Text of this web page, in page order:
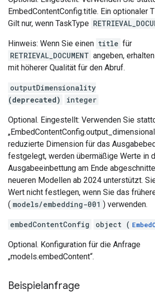
EmbedContentConfig.title. Ein optionaler
Gilt nur, wenn TaskType
Hinweis: Wenn Sie einen title für
RETRIEVAL_DOCUMENT angeben,
mit höherer Qualität für den Abruf.
outputDimensionality
(deprecated)
integer
Optional. Eingestellt: Verwenden Sie
reduzierte Dimension für das
festgelegt, werden übermäßige Werte in
Ausgabeeinbettung am Ende
neueren Modellen ab 2024 unterstützt.
Wert nicht festlegen, wenn Sie das
( models/embedding-001 ) verwenden.
embedContentConfig object (
Optional. Konfiguration für die Anfrage
„models.embedContent“.
Beispielanfrage